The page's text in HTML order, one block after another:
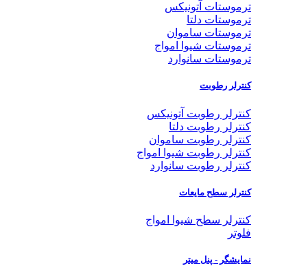
ترموستات آتونیکس
ترموستات دلتا
ترموستات ساموان
ترموستات شیوا امواج
ترموستات سانوارد
کنترلر رطوبت
کنترلر رطوبت آتونیکس
کنترلر رطوبت دلتا
کنترلر رطوبت ساموان
کنترلر رطوبت شیوا امواج
کنترلر رطوبت سانوارد
کنترلر سطح مایعات
کنترلر سطح شیوا امواج
فلوتر
نمایشگر - پنل میتر